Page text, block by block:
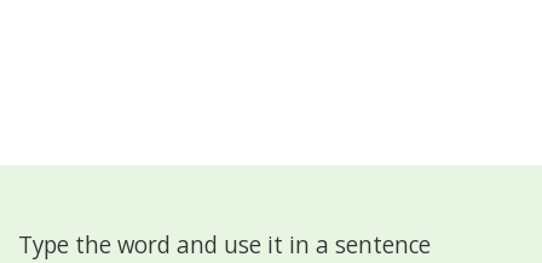
Type the word and use it in a sentence